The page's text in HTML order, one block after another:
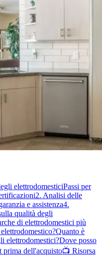
elettrodomesticiPassi per
2. Analisi delle
e assistenza4.
qualità degli
di elettrodomestici più
Quanto è
elettrodomestici?Dove posso
prima dell'acquisto📺 Risorsa